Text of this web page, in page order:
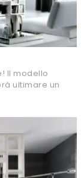
Il modello
ultimare un